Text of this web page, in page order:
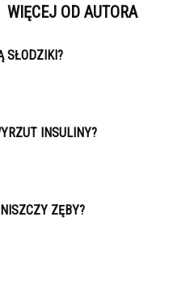
WIĘCEJ OD AUTORA
SŁODZIKI?
INSULINY?
ZĘBY?